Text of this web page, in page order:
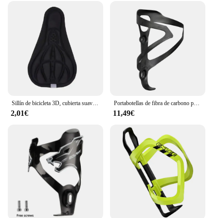
Design and Style: Ergonomic and sleek design to fit
various bike styles
Usage and Purpose: Enhances safety and reduces
bike damage
Typical Adaptive Scenario: Suitable for various
cycling conditions and terrains
Shape or Size or Weight or Quantity: Compact and
lightweight, easy to install and transport
Performance and Property: Offers superior shock
Features:
The accesorios de ciclismo Protecciones de
bicicleta are a testament to the importance of safety
and protection in cycling. Designed with a keen eye
for detail, these accessories are not just about
aesthetics; they are built to withstand the rigors of
the road. Made from a robust blend of high-grade
polymer and durable rubber, these protective gear
sets are engineered to absorb shocks and reduce the
Sillín de bicicleta 3D, cubierta suave, cómodo y transpirable, cojín de espuma de esponja, almohadilla de asiento de Ciclismo, accesorios de bicicleta de montaña
2,01€
Portabotellas de fibra de carbono para bicicleta, soporte de botella de agua para bicicleta de montaña y carretera, accesorios para ciclismo
11,49€